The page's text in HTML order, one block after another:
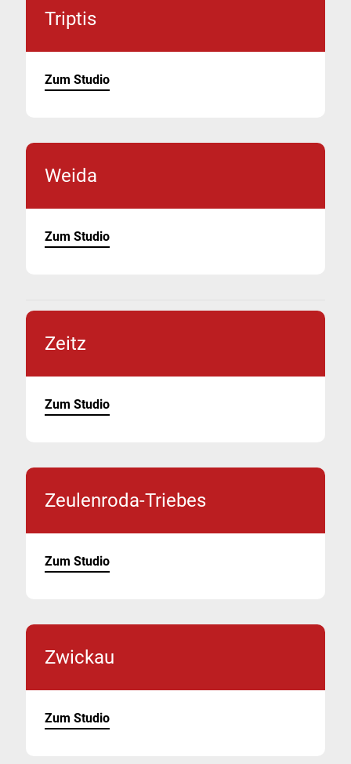
Triptis
Zum Studio
Weida
Zum Studio
Zeitz
Zum Studio
Zeulenroda-Triebes
Zum Studio
Zwickau
Zum Studio